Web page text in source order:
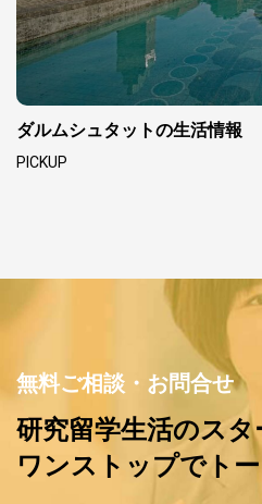
ダルムシュタットの生活情報
PICKUP
無料ご相談・お問合せ
研究留学生活のスタ
ワンストップでト